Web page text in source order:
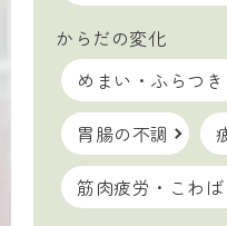
からだの変化
めまい・ふらつき
胃腸の不調
筋肉疲労・こわば